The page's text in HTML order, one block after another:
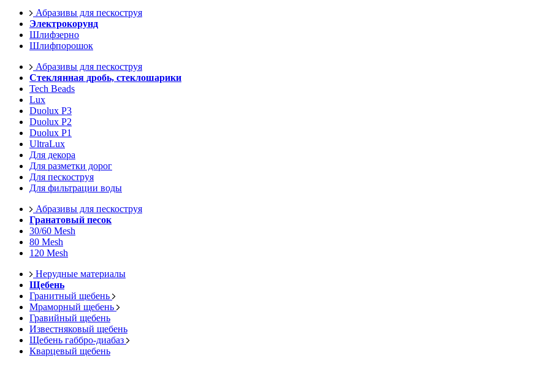
Абразивы для пескоструя
Электрокорунд
Шлифзерно
Шлифпорошок
Абразивы для пескоструя
Стеклянная дробь, стеклошарики
Tech Beads
Lux
Duolux P3
Duolux P2
Duolux P1
UltraLux
Для декора
Для разметки дорог
Для пескоструя
Для фильтрации воды
Абразивы для пескоструя
Гранатовый песок
30/60 Mesh
80 Mesh
120 Mesh
Нерудные материалы
Щебень
Гранитный щебень
Мраморный щебень
Гравийный щебень
Известняковый щебень
Щебень габбро-диабаз
Кварцевый щебень